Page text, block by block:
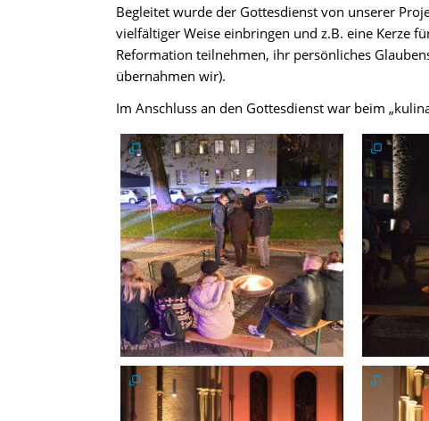
Begleitet wurde der Gottesdienst von unserer
vielfältiger Weise einbringen und z.B. eine Kerze
Reformation teilnehmen, ihr persönliches
übernahmen wir).
Im Anschluss an den Gottesdienst war beim